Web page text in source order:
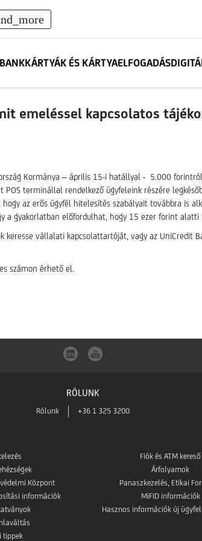
ÉS KÁRTYAELFOGADÁS
emeléssel kapcsolatos
Kormánya – április 15-i hatállyal - 5.000
terminállal rendelkező ügyfeleink részére
az erős ügyfél hitelesítés szabályait továbbra is
a gyakorlatban előfordulhat, hogy 15 ezer forint
keresse vállalati kapcsolattartóját, vagy az UniCredit
számon érhető el.
RÓLUNK
Rólunk +36 1 325 3200
Központ
információk
tippek
Fiók és ATM kereső
Árfolyamok
Panaszkezelés, Etikai
MiFID információk
Hasznos információk új